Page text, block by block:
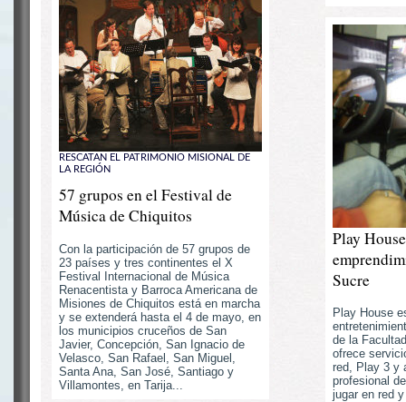
RESCATAN EL PATRIMONIO MISIONAL DE
LA REGIÓN
57 grupos en el Festival de
Música de Chiquitos
Con la participación de 57 grupos de
23 países y tres continentes el X
Festival Internacional de Música
Renacentista y Barroca Americana de
Misiones de Chiquitos está en marcha
y se extenderá hasta el 4 de mayo, en
los municipios cruceños de San
Javier, Concepción, San Ignacio de
Velasco, San Rafael, San Miguel,
Santa Ana, San José, Santiago y
Villamontes, en Tarija...
Play
Sucre
Play House
de la
ofrece
red, Play 3 y
profesional
jugar en red